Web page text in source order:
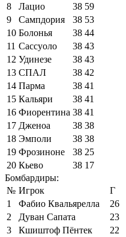
8
Лацио 38 59
9
Сампдория 38 53
10 Болонья 38 44
11 Сассуоло 38 43
12 Удинезе 38 43
13 СПАЛ 38 42
14 Парма 38 41
15 Кальяри 38 41
16 Фиорентина 38 41
17 Дженоа 38 38
18 Эмполи 38 38
19 Фрозиноне 38 25
20 Кьево 38 17
Бомбардиры:
№ Игрок
Г
1
Фабио Квальярелла
26
2
Дуван Сапата
23
3
Кшиштоф Пёнтек
22